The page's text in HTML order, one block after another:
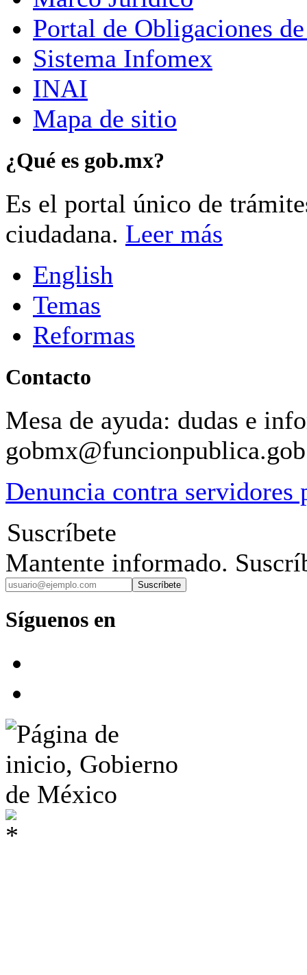
Portal de Obligaciones
Sistema Infomex
INAI
Mapa de sitio
¿Qué es gob.mx?
Es el portal único de
ciudadana. Leer más
English
Temas
Reformas
Contacto
Mesa de ayuda: dudas e
Denuncia contra servidores
Suscríbete
Mantente informado.
Suscríbete
Síguenos en